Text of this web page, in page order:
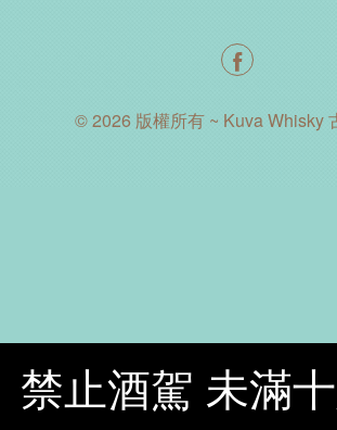
禁止酒駕 未滿
© 2026 版權所有 ~ Kuva Whisky